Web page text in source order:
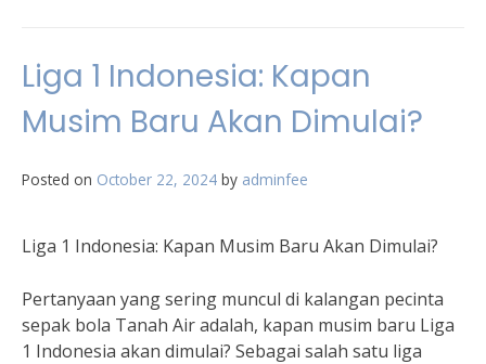
Liga 1 Indonesia: Kapan
Musim Baru Akan Dimulai?
Posted on October 22, 2024 by adminfee
Liga 1 Indonesia: Kapan Musim Baru Akan Dimulai?
Pertanyaan yang sering muncul di kalangan pecinta
sepak bola Tanah Air adalah, kapan musim baru Liga
1 Indonesia akan dimulai? Sebagai salah satu liga